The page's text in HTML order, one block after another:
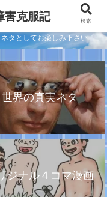
タとしてお楽しみ下さい
世界の真実ネタ
ジナル４コマ漫画
克服記 検索